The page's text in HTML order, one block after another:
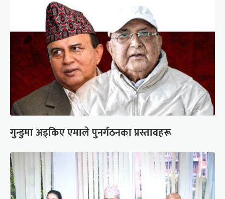
गुन्डुमा अड्किए एमाले पुनर्गठनका प्रस्तावहरू